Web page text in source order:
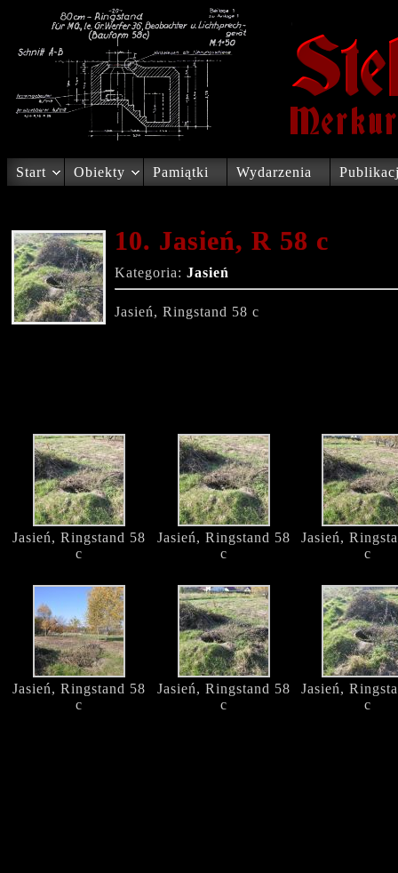
Start Obiekty Pamiątki Wydarzenia
10. Jasień, R 58 c
Kategoria: Jasień
Jasień, Ringstand 58 c
Jasień, Ringstand 58
c
Jasień, Ringstand 58
c
Jasień,
c
Jasień, Ringstand 58
c
Jasień, Ringstand 58
c
Jasień,
c